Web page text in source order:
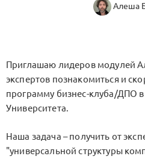
Алеша
Приглашаю лидеров модулей
экспертов познакомиться и
программу бизнес-клуба/ДПО
Университета.
Наша задача – получить от
"универсальной структуры